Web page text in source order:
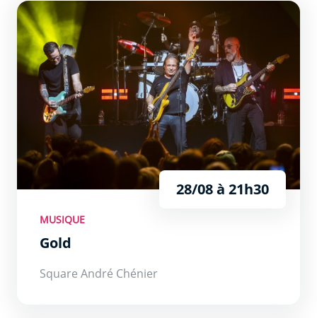
Gold
28/08 à 21h30
MUSIQUE
Gold
Square André Chénier